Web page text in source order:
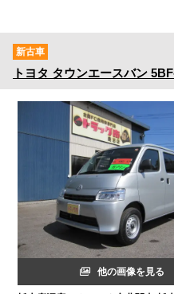
新古車
トヨタ タウンエースバン
他の画像を見る